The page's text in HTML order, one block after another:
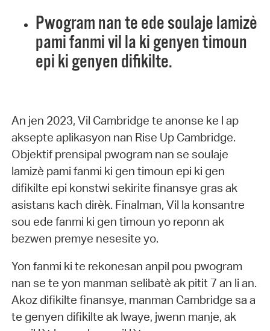
Pwogram nan te ede soulaje lamizè
pami fanmi vil la ki genyen timoun
epi ki genyen difikilte.
An jen 2023, Vil Cambridge te anonse ke l ap
aksepte aplikasyon nan Rise Up Cambridge.
Objektif prensipal pwogram nan se soulaje
lamizè pami fanmi ki gen timoun epi ki gen
difikilte epi konstwi sekirite finansye gras ak
asistans kach dirèk. Finalman, Vil la konsantre
sou ede fanmi ki gen timoun yo reponn ak
bezwen premye nesesite yo.
Yon fanmi ki te rekonesan anpil pou pwogram
nan se te yon manman selibatè ak pitit 7 an li an.
Akoz difikilte finansye, manman Cambridge sa a
te genyen difikilte ak lwaye, jwenn manje, ak